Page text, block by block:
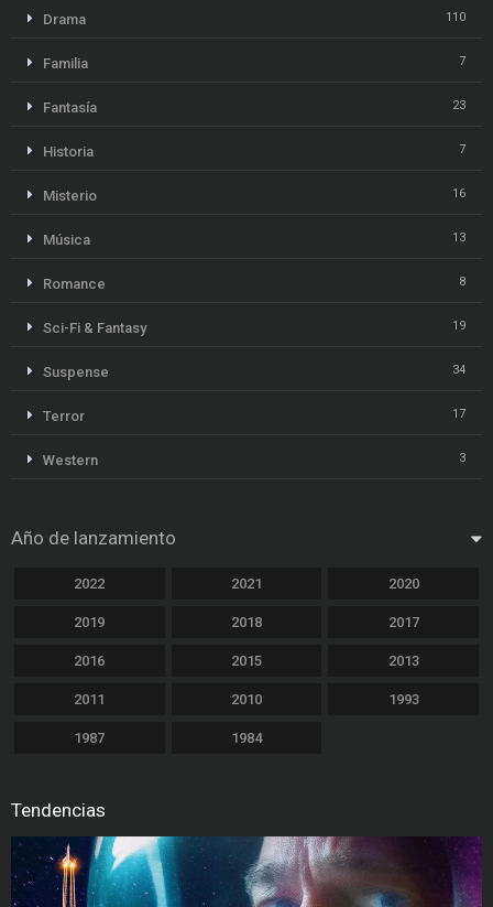
Drama 110
Familia 7
Fantasía 23
Historia 7
Misterio 16
Música 13
Romance 8
Sci-Fi & Fantasy 19
Suspense 34
Terror 17
Western 3
Año de lanzamiento
2022 2021 2020
2019 2018 2017
2016 2015 2013
2011 2010 1993
1987 1984
Tendencias